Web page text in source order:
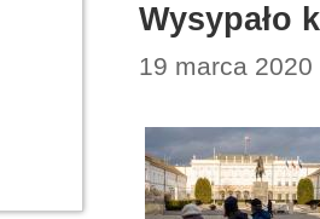
Wysypało
19 marca